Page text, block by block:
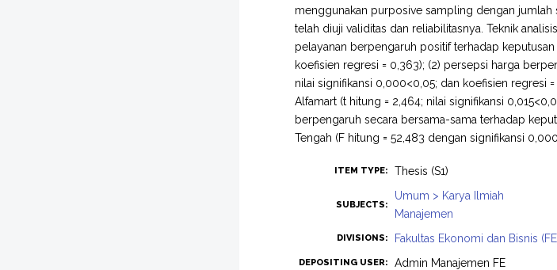
menggunakan purposive sampling dengan
telah diuji validitas dan reliabilitasnya. Teknik
pelayanan berpengaruh positif terhadap
koefisien regresi = 0,363); (2) persepsi harga
nilai signifikansi 0,000<0,05; dan koefisien regresi
Alfamart (t hitung = 2,464; nilai signifikansi
berpengaruh secara bersama-sama terhadap
Tengah (F hitung = 52,483 dengan signifikansi
ITEM TYPE: Thesis (S1)
SUBJECTS:
Umum > Karya Ilmiah
Manajemen
DIVISIONS: Fakultas Ekonomi dan Bisnis
DEPOSITING USER: Admin Manajemen FE